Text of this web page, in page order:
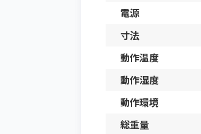
電源
寸法
動作温度
動作湿度
動作環境
総重量